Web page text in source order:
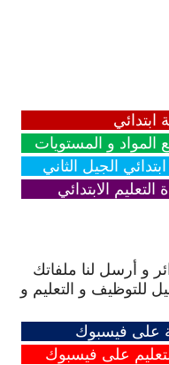
ابتدائي
المواد و المستويات
الابتدائي
و أرسل لنا ملفاتك
للتوظيف و التعليم و
على فيسبوك
على فيسبوك